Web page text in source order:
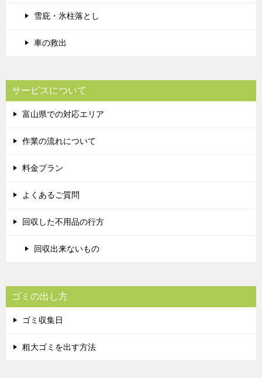
雪庇・氷柱落とし
車の救出
サービスについて
富山県での対応エリア
作業の流れについて
料金プラン
よくあるご質問
回収した不用品の行方
回収出来ないもの
ゴミの出し方
ゴミ収集日
粗大ゴミを出す方法